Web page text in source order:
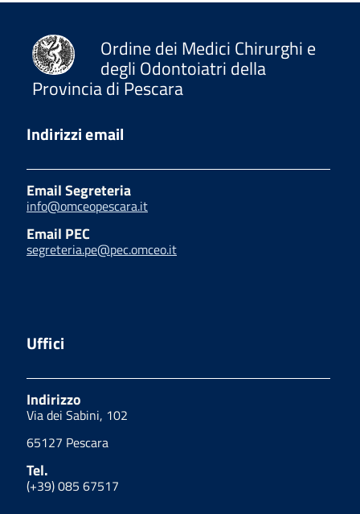
Ordine dei Medici Chirurghi e
degli Odontoiatri della
Provincia di Pescara
Indirizzi email
Email Segreteria
info@omceopescara.it
Email PEC
segreteria.pe@pec.omceo.it
Uffici
Indirizzo
Via dei Sabini, 102
65127 Pescara
Tel.
(+39) 085 67517